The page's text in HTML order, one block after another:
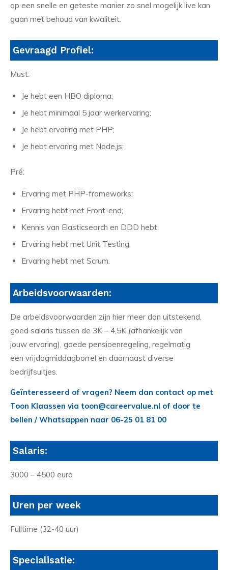
op een snelle en geteste manier zo snel mogelijk live kan
gaan met behoud van kwaliteit.
Gevraagd Profiel:
Must:
Je hebt een HBO diploma;
Je hebt minimaal 5 jaar werkervaring;
Je hebt ervaring met PHP;
Je hebt ervaring met Node.js;
Pré:
Ervaring met PHP-frameworks;
Ervaring hebt met Front-end;
Kennis van Elasticsearch en DDD hebt;
Ervaring hebt met Unit Testing;
Ervaring hebt met Scrum.
Arbeidsvoorwaarden:
De arbeidsvoorwaarden zijn hier meer dan uitstekend,
goed salaris tussen de 3K – 4,5K (afhankelijk van
jouw ervaring), goede pensioenregeling, regelmatig
een vrijdagmiddagborrel en daarnaast diverse
bedrijfsuitjes.
Geïnteresseerd of vragen? Neem dan contact op met
Toon Klaassen via toon@careervalue.nl of door te
bellen / Whatsappen naar 06-25 01 81 00
Salaris:
3000 – 4500 euro
Uren per week
Fulltime (32-40 uur)
Specialisatie: